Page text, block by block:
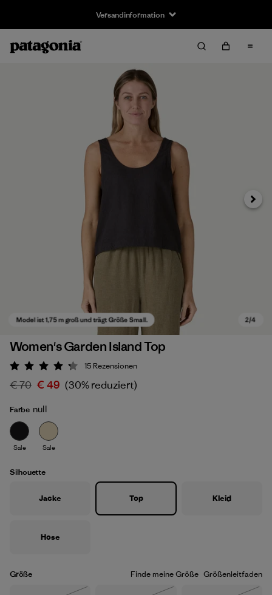
Versandinformation
Weiter
Women's Garden Island Top
Bewertung: 4.3 / 5
15 Rezensionen
€ 70 € 49 (30% reduziert)
Farbe null
Sale Sale
Silhouette
Jacke Top Kleid
Hose
Größe Finde meine Größe Größenleitfaden